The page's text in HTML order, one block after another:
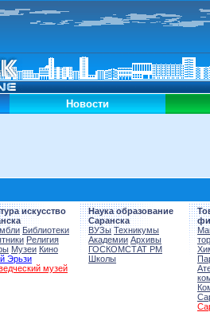
Новости
искусство
Библиотеки
Религия
Музеи Кино
Эрьзи
музей
Наука образование
Саранска
ВУЗы Техникумы
Академии Архивы
ГОСКОМСТАТ РМ
Школы